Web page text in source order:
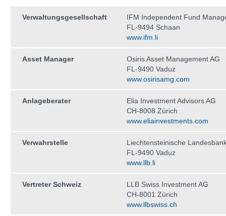
Verwaltungs­gesellschaft
IFM Independent Fund
FL-9494 Schaan
www.ifm.li
Asset Manager
Osiris Asset Management AG
FL-9490 Vaduz
www.osirisamg.com
Anlageberater
Elia Investment Advisors AG
CH-8008 Zürich
www.eliainvestments.com
Verwahrstelle
Liechtensteinische
FL-9490 Vaduz
www.llb.li
Vertreter Schweiz
LLB Swiss Investment AG
CH-8001 Zürich
www.llbswiss.ch